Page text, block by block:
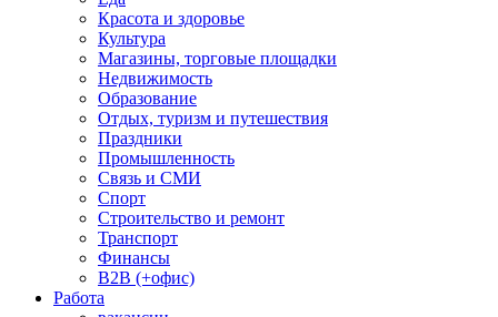
Красота и здоровье
Культура
Магазины, торговые площадки
Недвижимость
Образование
Отдых, туризм и путешествия
Праздники
Промышленность
Связь и СМИ
Спорт
Строительство и ремонт
Транспорт
Финансы
B2B (+офис)
Работа